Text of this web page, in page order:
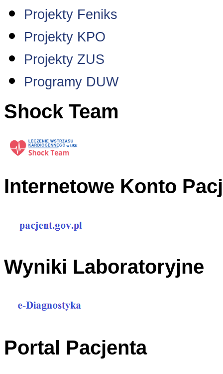
Projekty Feniks
Projekty KPO
Projekty ZUS
Programy DUW
Shock Team
Internetowe Konto
Wyniki Laboratoryjne
Portal Pacjenta